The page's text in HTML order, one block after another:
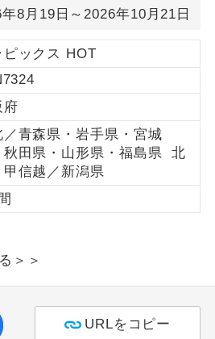
8月19日～2026年10月21日
ピックス HOT
府
／青森県・岩手県・宮城
秋田県・山形県・福島県 北
甲信越／新潟県
＞＞
URLをコピー
加にあたり年齢に制限があるコース
。
用航空会社が指定なので、ご出発の計
にとても便利です。
紹介するホテルを指定したコースで